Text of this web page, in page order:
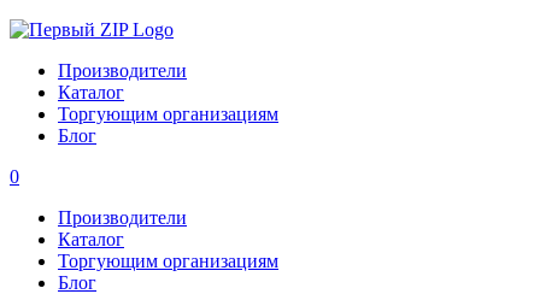
Производители
Каталог
Торгующим организациям
Блог
0
Производители
Каталог
Торгующим организациям
Блог